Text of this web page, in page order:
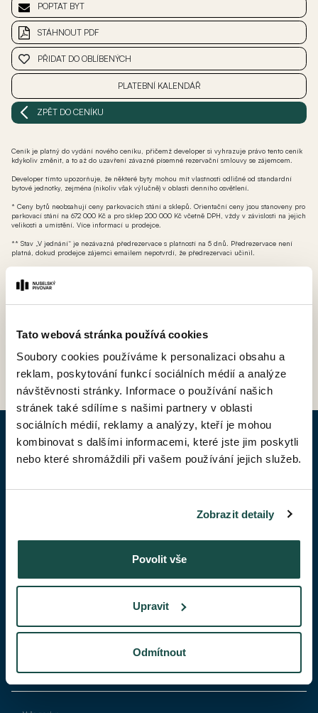
Tato webová stránka používá cookies
Soubory cookies používáme k personalizaci obsahu a
reklam, poskytování funkcí sociálních médií a analýze
návštěvnosti stránky. Informace o používání našich
stránek také sdílíme s našimi partnery v oblasti
sociálních médií, reklamy a analýzy, kteří je mohou
kombinovat s dalšími informacemi, které jste jim poskytli
nebo které shromáždili při vašem používání jejich služeb.
Zobrazit detaily
Povolit vše
Upravit
Odmítnout
POPTAT BYT
STÁHNOUT PDF
PŘIDAT DO OBLÍBENÝCH
PLATEBNÍ KALENDÁŘ
ZPĚT DO CENÍKU
Ceník je platný do vydání nového ceníku, přičemž developer si vyhrazuje právo tento ceník
kdykoliv změnit, a to až do uzavření závazné písemné rezervační smlouvy se zájemcem.
Developer tímto upozorňuje, že některé byty mohou mít vlastnosti odlišné od standardní
bytové jednotky, zejména (nikoliv však výlučně) v oblasti denního osvětlení.
* Ceny bytů neobsahují ceny parkovacích stání a sklepů. Orientační ceny jsou stanoveny pro
parkovací stání na 672 000 Kč a pro sklep 200 000 Kč včetně DPH, vždy v závislosti na jejich
velikosti a umístění. Více informací u prodejce.
** Stav „V jednání“ je nezávazná předrezervace s platností na 5 dnů. Předrezervace není
platná, dokud prodejce zájemci emailem nepotvrdí, že předrezervaci učinil.
možností odpočtu DPH).
ZPĚT DO CENÍKU
POPTAT BYT
Příjmení*
Váš telefon
Váš e-mail*